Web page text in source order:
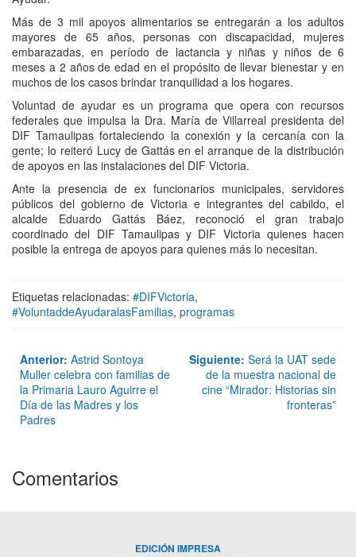
Más de 3 mil apoyos alimentarios se entregarán a los adultos
mayores de 65 años, personas con discapacidad, mujeres
embarazadas, en período de lactancia y niñas y niños de 6
meses a 2 años de edad en el propósito de llevar bienestar y en
muchos de los casos brindar tranquilidad a los hogares.
Voluntad de ayudar es un programa que opera con recursos
federales que impulsa la Dra. María de Villarreal presidenta del
DIF Tamaulipas fortaleciendo la conexión y la cercanía con la
gente; lo reiteró Lucy de Gattás en el arranque de la distribución
de apoyos en las instalaciones del DIF Victoria.
Ante la presencia de ex funcionarios municipales, servidores
públicos del gobierno de Victoria e integrantes del cabildo, el
alcalde Eduardo Gattás Báez, reconoció el gran trabajo
coordinado del DIF Tamaulipas y DIF Victoria quienes hacen
posible la entrega de apoyos para quienes más lo necesitan.
Etiquetas relacionadas: #DIFVictoria,
#VoluntaddeAyudaralasFamilias, programas
Anterior: Astrid Sontoya
Muller celebra con familias de
la Primaria Lauro Aguirre el
Día de las Madres y los
Padres
Siguiente: Será la UAT sede
de la muestra nacional de
cine “Mirador: Historias sin
fronteras”
Comentarios
EDICIÓN IMPRESA